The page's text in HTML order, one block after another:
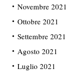
Novembre 2021
Ottobre 2021
Settembre 2021
Agosto 2021
Luglio 2021